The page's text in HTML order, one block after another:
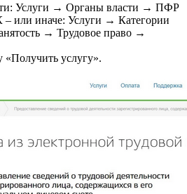
Услуги → Органы власти → ПФР
или иначе: Услуги → Категории
→ Трудовое право →
услугу».